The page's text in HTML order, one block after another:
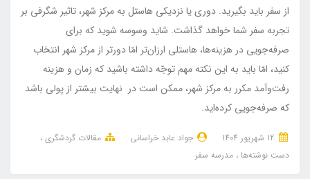
از سفر باید بگیرید. دوری یا نزدیکی هاستل به مرکز شهر، تاثیر شگرفی بر
تجربه سفر شما خواهد گذاشت. شاید وسوسه شوید که برای
صرفه‌جویی در هزینه‌ها، هاستلی ارزان‌تر امّا دورتر از مرکز شهر انتخاب
کنید، امّا باید به این نکته مهم توجّه داشته باشید که زمان و هزینه
رفت‌وآمد مکرر به مرکز شهر، ممکن است در نهایت بیشتر از پولی باشد
که صرفه‌جویی کرده‌اید.
جواد عابد خراسانی
مقالات گردشگری
دست نوشته‌ها
مدرسه سفر